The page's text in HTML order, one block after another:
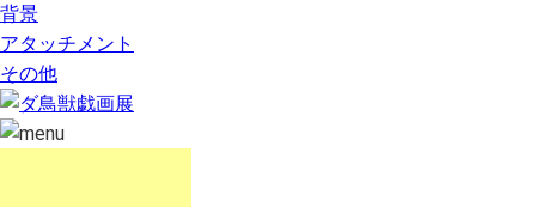
背景
アタッチメント
その他